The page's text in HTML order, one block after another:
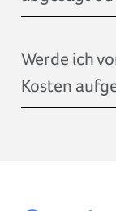
Kosten